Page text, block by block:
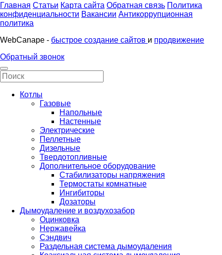
Главная Статьи Карта сайта Обратная связь Политика
конфиденциальности Вакансии Антикоррупционная
политика
WebCanape - быстрое создание сайтов и продвижение
Обратный звонок
Котлы
Газовые
Напольные
Настенные
Электрические
Пеллетные
Дизельные
Твердотопливные
Дополнительное оборудование
Стабилизаторы напряжения
Термостаты комнатные
Ингибиторы
Дозаторы
Дымоудаление и воздухозабор
Оцинковка
Нержавейка
Сэндвич
Раздельная система дымоудаления